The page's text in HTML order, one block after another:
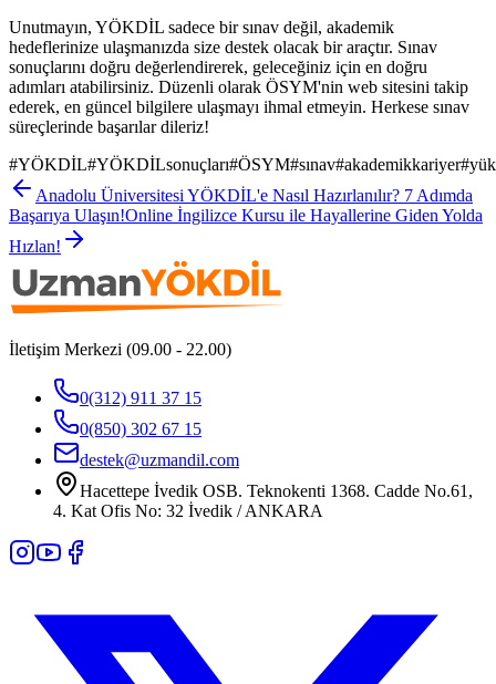
Unutmayın, YÖKDİL sadece bir sınav değil, akademik
hedeflerinize ulaşmanızda size destek olacak bir araçtır. Sınav
sonuçlarını doğru değerlendirerek, geleceğiniz için en doğru
adımları atabilirsiniz. Düzenli olarak ÖSYM'nin web sitesini takip
ederek, en güncel bilgilere ulaşmayı ihmal etmeyin. Herkese sınav
süreçlerinde başarılar dileriz!
#YÖKDİL#YÖKDİLsonuçları#ÖSYM#sınav#akademikkariyer#
Anadolu Üniversitesi YÖKDİL'e Nasıl Hazırlanılır? 7 Adımda
Başarıya Ulaşın!Online İngilizce Kursu ile Hayallerine Giden Yolda
Hızlan!
İletişim Merkezi (09.00 - 22.00)
0(312) 911 37 15
0(850) 302 67 15
destek@uzmandil.com
Hacettepe İvedik OSB. Teknokenti 1368. Cadde No.61,
4. Kat Ofis No: 32 İvedik / ANKARA